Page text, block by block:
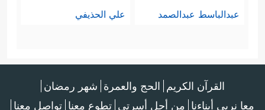
عبدالباسط عبدالصمد علي الحذيفي
القرآن الكريم الحج والعمرة شهر رمضان
معا نربي أبناءنا من أجل أسرتي تطوع معنا تواصل معنا